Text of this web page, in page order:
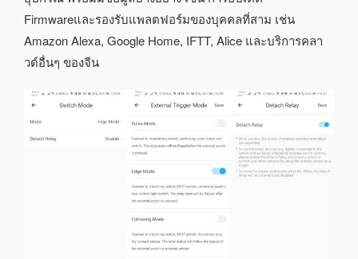
Firmwareและรองรับแพลตฟอร์มของบุคคลที่สาม เช่น
Amazon Alexa, Google Home, IFTT, Alice และบริการคลา
วด์อื่นๆ ของจีน